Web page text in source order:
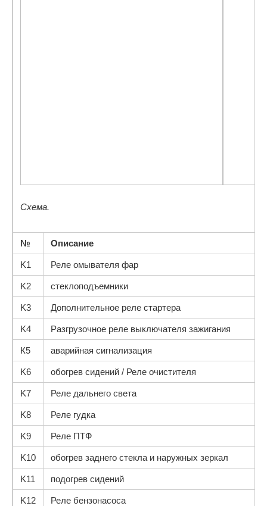
Схема.
№ Описание
K1 Реле омывателя фар
K2 стеклоподъемники
K3 Дополнительное реле стартера
K4 Разгрузочное реле выключателя зажигания
К5 аварийная сигнализация
K6 обогрев сидений / Реле очистителя
K7 Реле дальнего света
K8 Реле гудка
K9 Реле ПТФ
K10 обогрев заднего стекла и наружных зеркал
K11 подогрев сидений
K12 Реле бензонасоса